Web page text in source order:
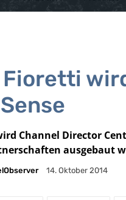
Channel Director
ausgebaut
14. Oktober 2014